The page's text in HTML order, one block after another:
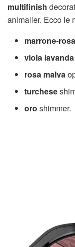
multifinish
animalier. Ecco le
marrone-
viola lavanda
rosa malva
turchese
oro shimmer.